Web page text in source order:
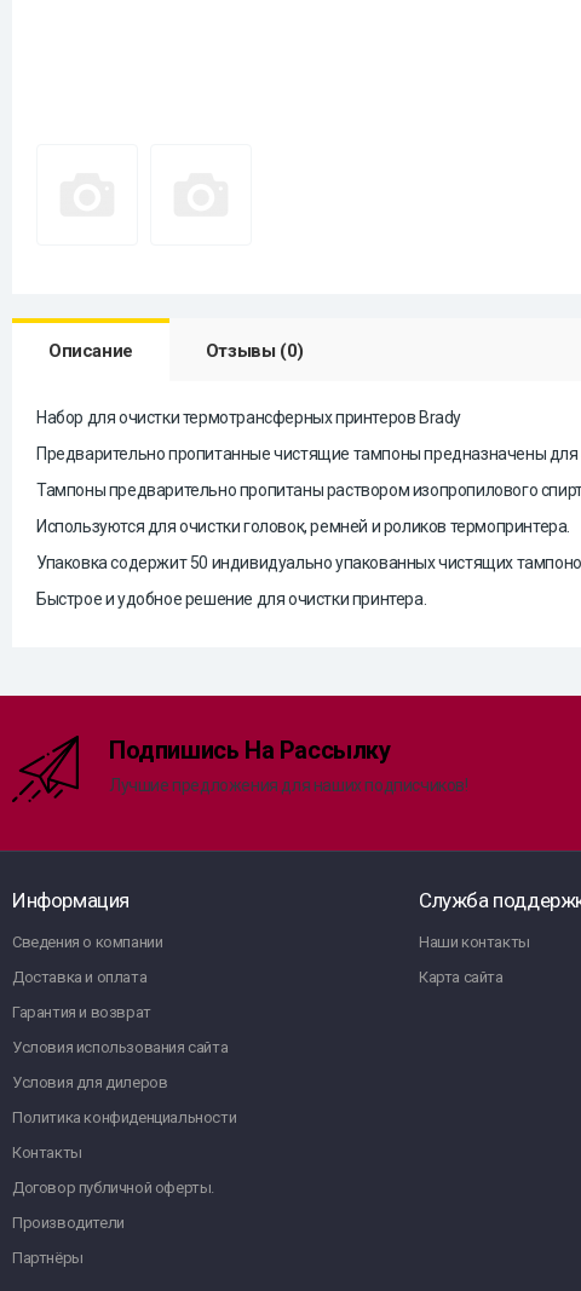
Описание Отзывы (0)
Набор для очистки термотрансферных принтеров Brady
Предварительно пропитанные чистящие тампоны предназначены для
Тампоны предварительно пропитаны раствором изопропилового
Используются для очистки головок, ремней и роликов термопринтера.
Упаковка содержит 50 индивидуально упакованных чистящих
Быстрое и удобное решение для очистки принтера.
Подпишись На Рассылку
Лучшие предложения для наших подписчиков!
Информация
Сведения о компании
Доставка и оплата
Гарантия и возврат
Условия использования сайта
Условия для дилеров
Политика конфиденциальности
Контакты
Договор публичной оферты.
Производители
Партнёры
Служба
Наши контакты
Карта сайта